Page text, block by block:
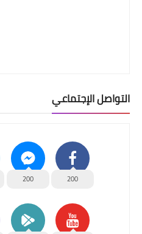
التواصل الإجتماعي
200
200